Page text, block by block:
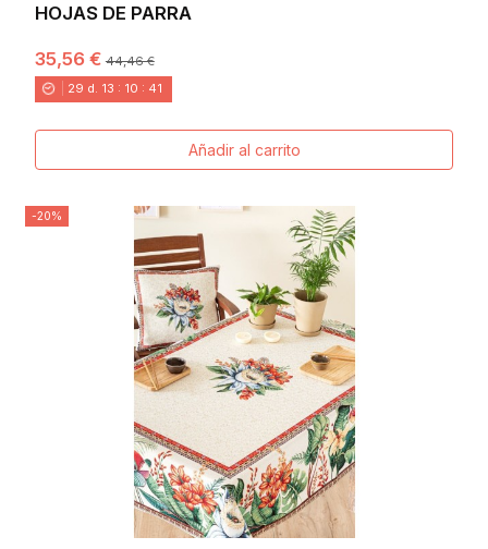
HOJAS DE PARRA
35,56 €44,46 €
29 d. 13 : 10 : 40
Añadir al carrito
-20%